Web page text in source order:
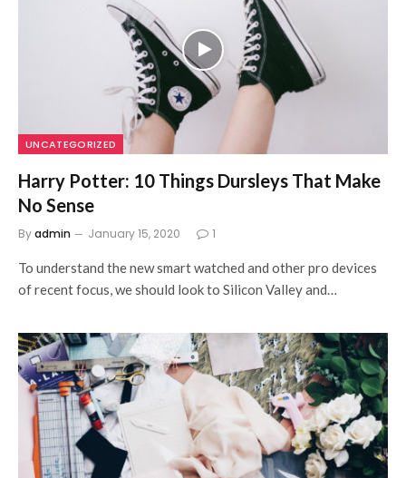
UNCATEGORIZED
Harry Potter: 10 Things Dursleys That Make
No Sense
Byadmin January 15, 2020 1
To understand the new smart watched and other pro devices
of recent focus, we should look to Silicon Valley and…